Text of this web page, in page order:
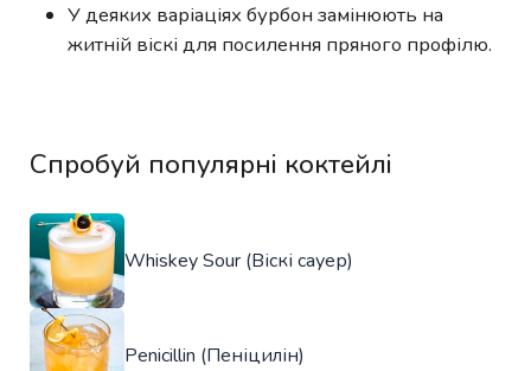
У деяких варіаціях бурбон замінюють на
житній віскі для посилення пряного профілю.
Спробуй популярні коктейлі
Whiskey Sour (Віскі сауер)
Penicillin (Пеніцилін)